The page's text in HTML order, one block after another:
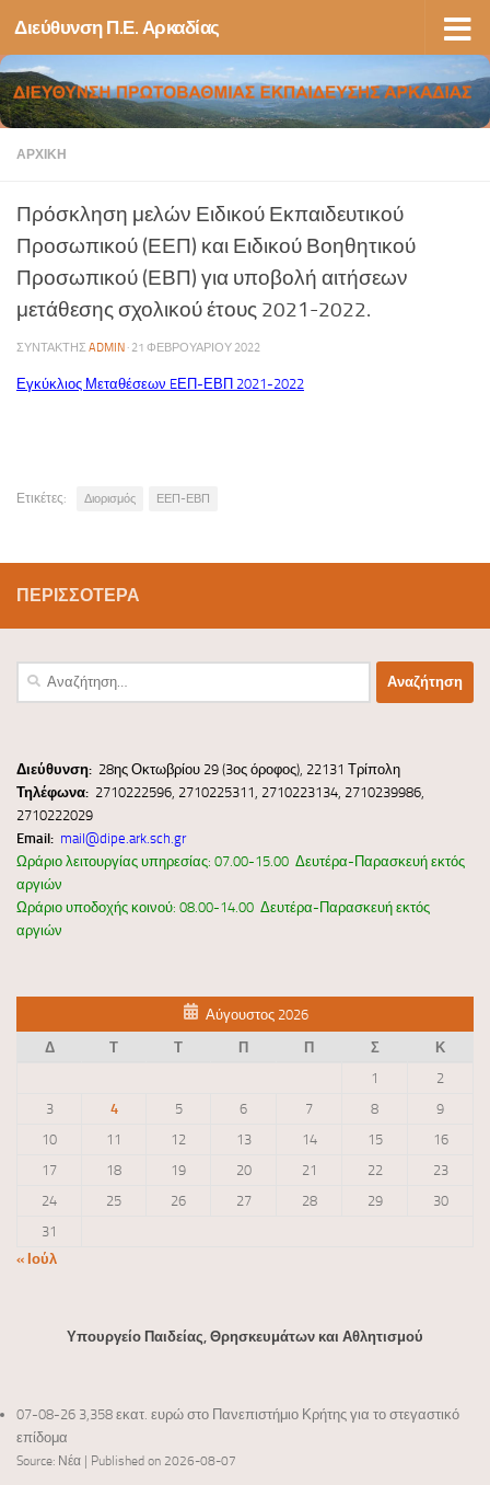
Skip to content
Διεύθυνση Π.Ε. Αρκαδίας
ΑΡΧΙΚΉ
Πρόσκληση μελών Ειδικού Εκπαιδευτικού
Προσωπικού (ΕΕΠ) και Ειδικού Βοηθητικού
Προσωπικού (ΕΒΠ) για υποβολή αιτήσεων
μετάθεσης σχολικού έτους 2021-2022.
ΣΥΝΤΆΚΤΗΣADMIN · 21 ΦΕΒΡΟΥΑΡΊΟΥ 2022
Εγκύκλιος Μεταθέσεων EΕΠ-ΕΒΠ 2021-2022
Ετικέτες: Διορισμός ΕΕΠ-ΕΒΠ
ΠΕΡΙΣΣΌΤΕΡΑ
Αναζήτηση
Διεύθυνση: 28ης Οκτωβρίου 29 (3ος όροφος), 22131 Τρίπολη
Τηλέφωνα: 2710222596, 2710225311, 2710223134, 2710239986,
2710222029
Email: mail@dipe.ark.sch.gr
Ωράριο λειτουργίας υπηρεσίας: 07.00-15.00 Δευτέρα-Παρασκευή εκτός
αργιών
Ωράριο υποδοχής κοινού: 08.00-14.00 Δευτέρα-Παρασκευή εκτός
αργιών
Αύγουστος 2026
Δ
Τ Τ Π Π Σ
Κ
1
2
3
4 5 6 7 8
9
10
11 12 13 14 15
16
17
18 19 20 21 22
23
24
25 26 27 28 29
30
31
« Ιούλ
Υπουργείο Παιδείας, Θρησκευμάτων και Αθλητισμού
07-08-26 3,358 εκατ. ευρώ στο Πανεπιστήμιο Κρήτης για το στεγαστικό
επίδομα
Source: Νέα Published on 2026-08-07